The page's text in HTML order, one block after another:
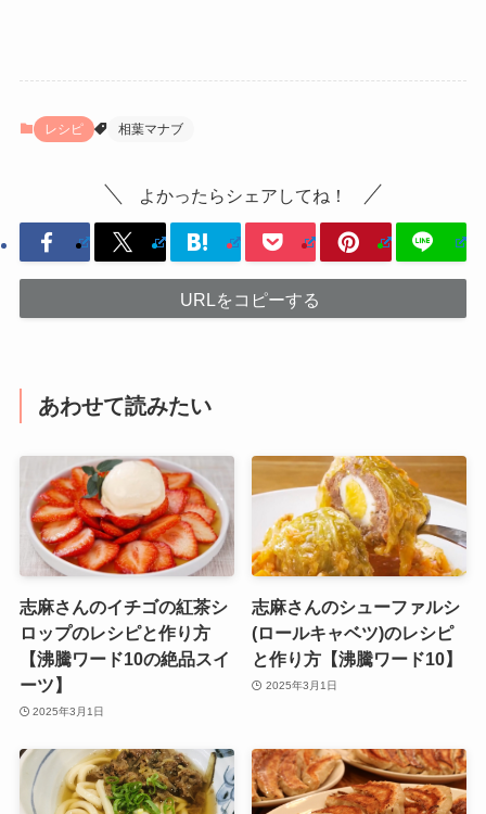
レシピ 相葉マナブ
よかったらシェアしてね！
URLをコピーする
あわせて読みたい
志麻さんのイチゴの紅茶シ
ロップのレシピと作り方
【沸騰ワード10の絶品スイ
ーツ】
2025年3月1日
志麻さんのシューファルシ
(ロールキャベツ)のレシピ
と作り方【沸騰ワード10】
2025年3月1日